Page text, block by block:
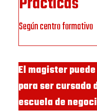
Según centro formativo
El magister
para ser cursado
escuela de